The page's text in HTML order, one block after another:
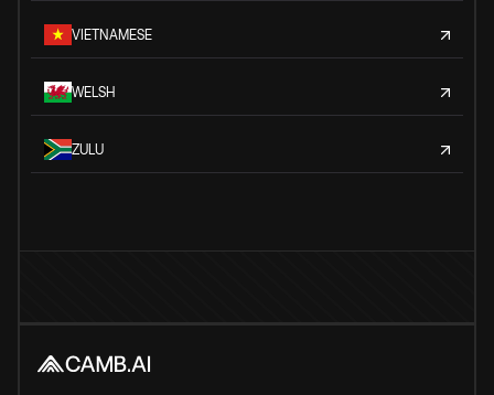
VIETNAMESE
WELSH
ZULU